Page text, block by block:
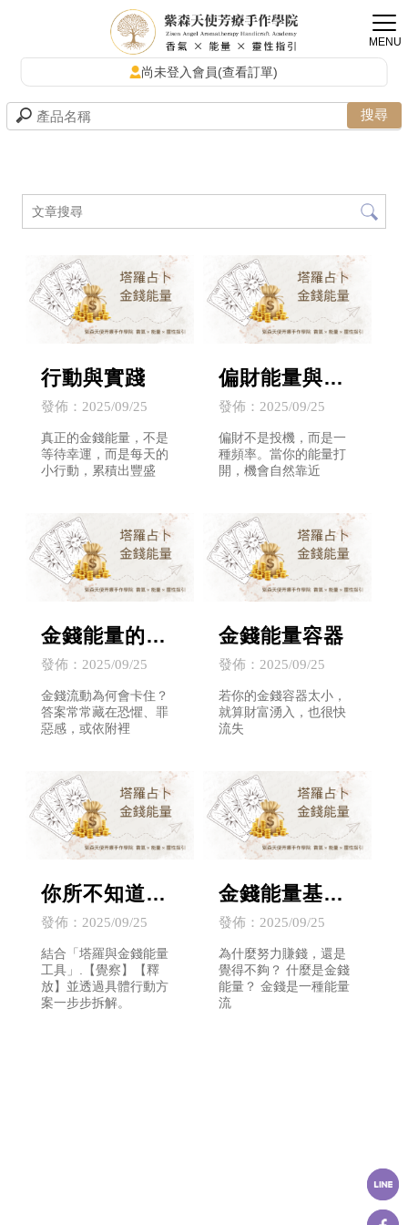
尚未登入會員(查看訂單)
行動與實踐
發佈：2025/09/25
真正的金錢能量，不是
等待幸運，而是每天的
小行動，累積出豐盛
偏財能量與豐
盛磁場
發佈：2025/09/25
偏財不是投機，而是一
種頻率。當你的能量打
開，機會自然靠近
金錢能量的流
動阻塞
發佈：2025/09/25
金錢流動為何會卡住？
答案常常藏在恐懼、罪
惡感，或依附裡
金錢能量容器
發佈：2025/09/25
若你的金錢容器太小，
就算財富湧入，也很快
流失
你所不知道的
金錢限制性信
念
發佈：2025/09/25
結合「塔羅與金錢能量
工具」.【覺察】【釋
放】並透過具體行動方
案一步步拆解。
金錢能量基礎
篇『我與金錢
共舞，為生命
帶來轉化』
發佈：2025/09/25
為什麼努力賺錢，還是
覺得不夠？ 什麼是金錢
能量？ 金錢是一種能量
流